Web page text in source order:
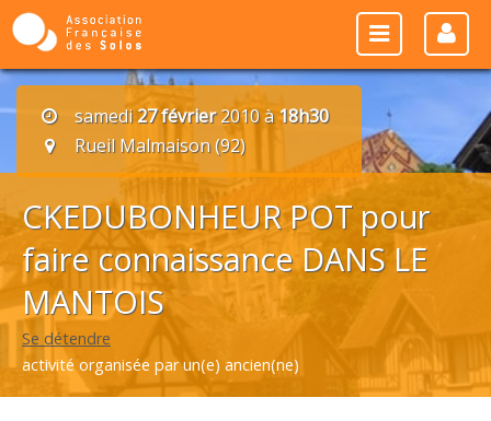
samedi27 février2010 à18h30
Rueil Malmaison (92)
CKEDUBONHEUR POT pour
faire connaissance DANS LE
MANTOIS
Se détendre
activité organisée par un(e) ancien(ne)